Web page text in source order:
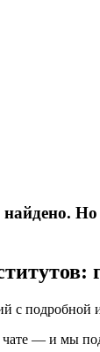
с подробной
чате — и мы